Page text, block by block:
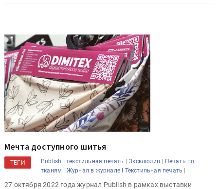
Мечта доступного шитья
ТЕГИ Publish |текстильная печать | Эксклюзив | Печать по
тканям | Журнал в журнале I Текстильная печать |
27 октября 2022 года журнал Publish в рамках выставки